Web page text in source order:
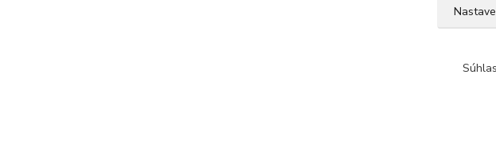
Geromettova 78, 96621 Lovča.